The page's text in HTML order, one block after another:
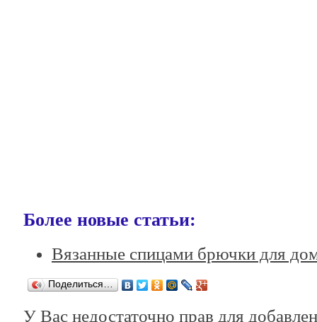
Более новые статьи:
Вязанные спицами брючки для
Поделиться…
У Вас недостаточно прав для